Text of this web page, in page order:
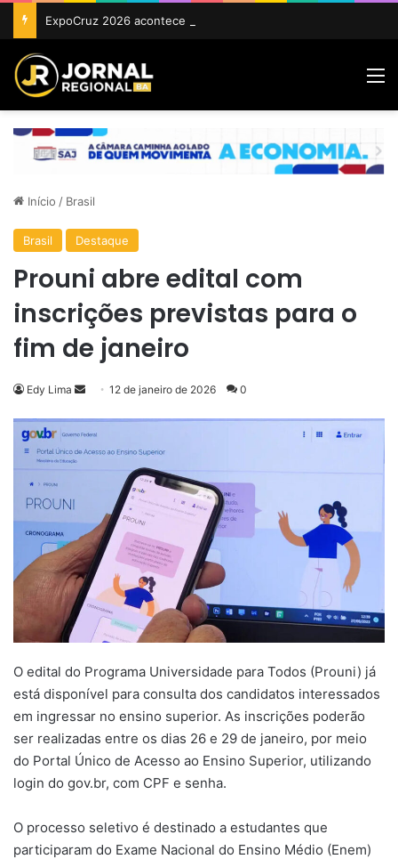
Início / Brasil
Brasil Destaque
Prouni abre edital com
inscrições previstas para o
fim de janeiro
Edy Lima
Mande
e-
mail
12 de janeiro de 2026 0
O edital do Programa Universidade para Todos (Prouni) já
está disponível para consulta dos candidatos interessados
em ingressar no ensino superior. As inscrições poderão
ser realizadas entre os dias 26 e 29 de janeiro, por meio
do Portal Único de Acesso ao Ensino Superior, utilizando
login do gov.br, com CPF e senha.
O processo seletivo é destinado a estudantes que
participaram do Exame Nacional do Ensino Médio (Enem)